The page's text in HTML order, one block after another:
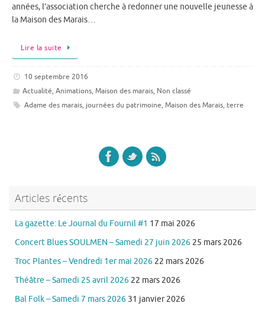
années, l’association cherche à redonner une nouvelle jeunesse à
la Maison des Marais…
Lire la suite
10 septembre 2016
Actualité, Animations, Maison des marais, Non classé
Adame des marais, journées du patrimoine, Maison des Marais, terre
Articles récents
La gazette: Le Journal du Fournil #1 17 mai 2026
Concert Blues SOULMEN – Samedi 27 juin 2026 25 mars 2026
Troc Plantes – Vendredi 1er mai 2026 22 mars 2026
Théâtre – Samedi 25 avril 2026 22 mars 2026
Bal Folk – Samedi 7 mars 2026 31 janvier 2026